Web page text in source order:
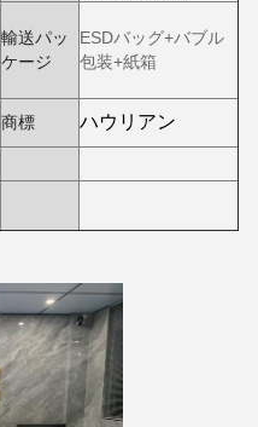
輸送パッ
ケージ
ESDバッグ+バブル
包装+紙箱
商標 ハウリアン